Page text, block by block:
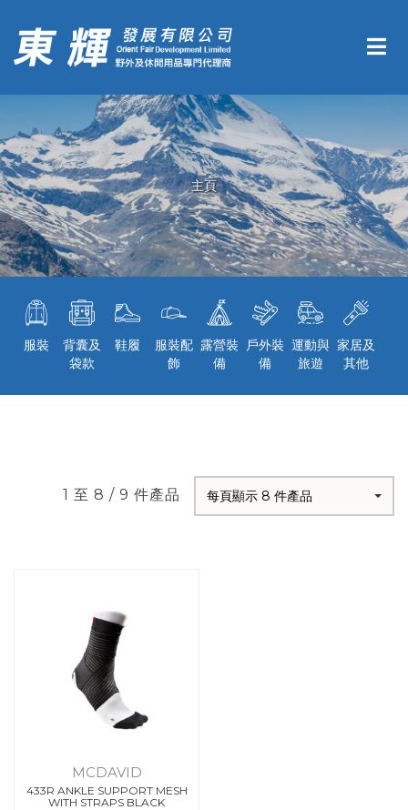
主頁
服裝
背囊及
袋款
鞋履
服裝配
飾
露營裝
備
戶外裝
備
運動與
旅遊
家居及
其他
1 至 8 / 9 件產品 每頁顯示 8 件產品
MCDAVID
433R ANKLE SUPPORT MESH
WITH STRAPS BLACK